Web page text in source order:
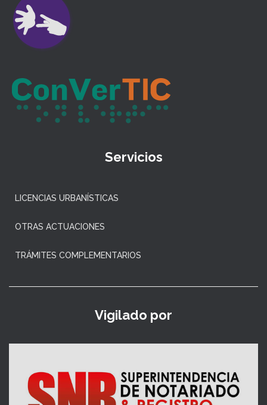
Servicios
LICENCIAS URBANÍSTICAS
OTRAS ACTUACIONES
TRÁMITES COMPLEMENTARIOS
Vigilado por